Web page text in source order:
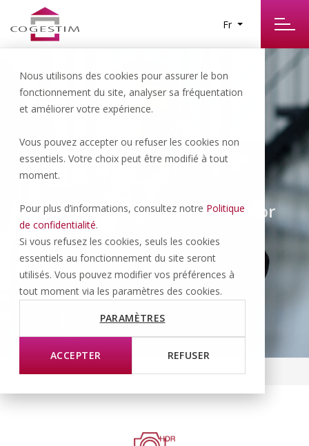
Nous utilisons des cookies pour assurer le bon
fonctionnement du site, analyser sa fréquentation
et améliorer votre expérience.
Vous pouvez accepter ou refuser les cookies non
essentiels. Votre choix peut être modifié à tout
moment.
Pour plus d’informations, consultez notre Politique
de confidentialité.
Si vous refusez les cookies, seuls les cookies
essentiels au fonctionnement du site seront
utilisés. Vous pouvez modifier vos préférences à
tout moment via les paramètres des cookies.
PARAMÈTRES
ACCEPTER REFUSER
Fr
Titre H1 de la page ipusm dolor
sit amet